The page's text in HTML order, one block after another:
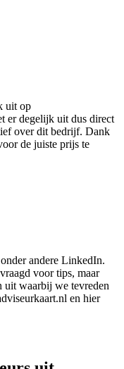
uit op
er degelijk uit dus direct
over dit bedrijf. Dank
de juiste prijs te
andere LinkedIn.
voor tips, maar
uit waarbij we tevreden
en hier